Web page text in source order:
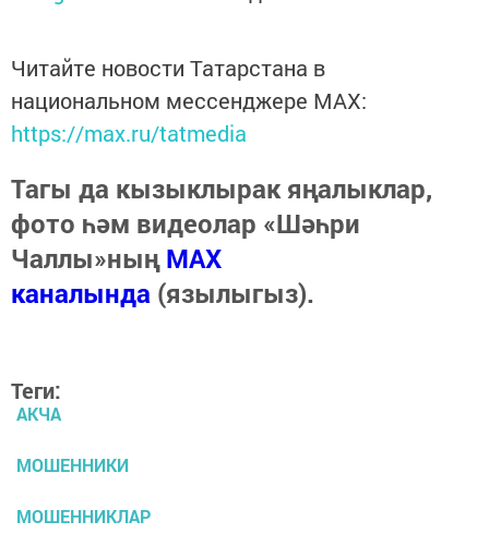
Читайте новости Татарстана в
национальном мессенджере MАХ:
https://max.ru/tatmedia
Тагы да кызыклырак яңалыклар,
фото һәм видеолар «Шәһри
Чаллы»ныңMAX
каналында (язылыгыз).
Теги:
АКЧА
МОШЕННИКИ
МОШЕННИКЛАР